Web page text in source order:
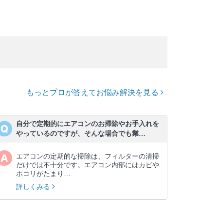
もっとプロが答えてお悩み解決を見る
自分で定期的にエアコンのお掃除やお手入れを
やっているのですが、そんな場合でも業…
エアコンの定期的な掃除は、フィルターの清掃
だけでは不十分です。エアコン内部にはカビや
ホコリがたまり…
詳しくみる